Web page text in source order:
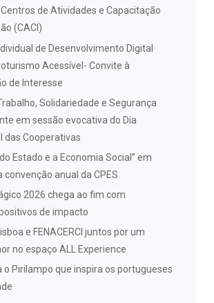
de Atividades e Capacitação
(CACI)
de Desenvolvimento Digital
Acessível- Convite à
de Interesse
Solidariedade e Segurança
em sessão evocativa do Dia
das Cooperativas
Estado e a Economia Social” em
convenção anual da CPES
2026 chega ao fim com
de impacto
e FENACERCI juntos por um
no espaço ALL Experience
o Pirilampo que inspira os portugueses